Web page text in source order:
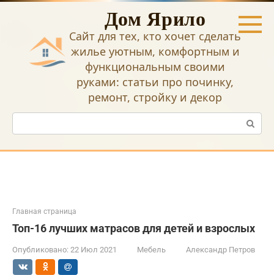
Перейти
Дом Ярило
Сайт для тех, кто хочет сделать
жилье уютным, комфортным и
функциональным своими
руками: статьи про починку,
ремонт, стройку и декор
Поиск:
Главная страница
Топ-16 лучших матрасов для детей и взрослых
Опубликовано: 22 Июл 2021 Мебель Александр Петров